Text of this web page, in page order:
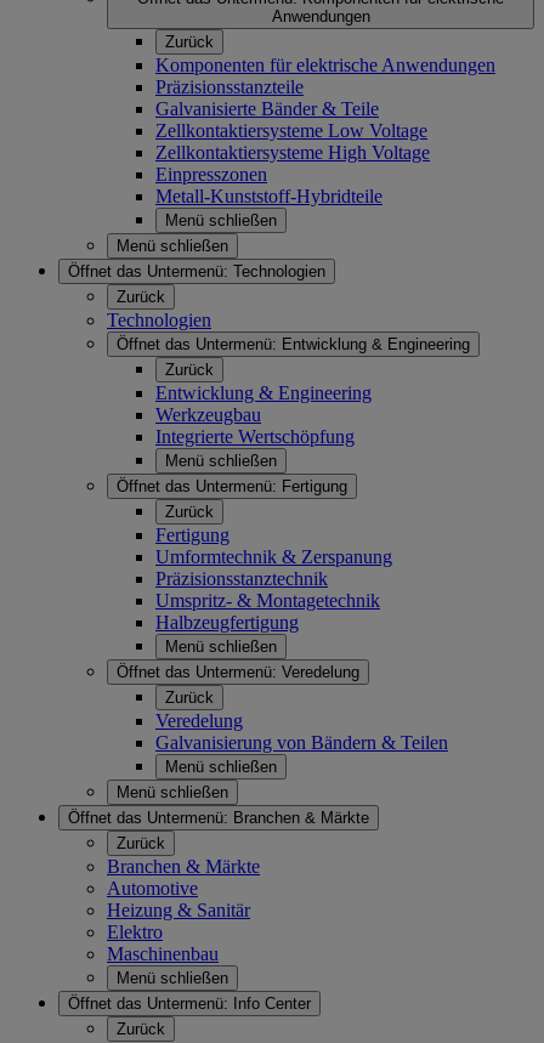
Anwendungen
Zurück
Komponenten für elektrische Anwendungen
Präzisionsstanzteile
Galvanisierte Bänder & Teile
Zellkontaktiersysteme Low Voltage
Zellkontaktiersysteme High Voltage
Einpresszonen
Metall-Kunststoff-Hybridteile
Menü schließen
Menü schließen
Öffnet das Untermenü: Technologien
Zurück
Technologien
Öffnet das Untermenü: Entwicklung & Engineering
Zurück
Entwicklung & Engineering
Werkzeugbau
Integrierte Wertschöpfung
Menü schließen
Öffnet das Untermenü: Fertigung
Zurück
Fertigung
Umformtechnik & Zerspanung
Präzisionsstanztechnik
Umspritz- & Montagetechnik
Halbzeugfertigung
Menü schließen
Öffnet das Untermenü: Veredelung
Zurück
Veredelung
Galvanisierung von Bändern & Teilen
Menü schließen
Menü schließen
Öffnet das Untermenü: Branchen & Märkte
Zurück
Branchen & Märkte
Automotive
Heizung & Sanitär
Elektro
Maschinenbau
Menü schließen
Öffnet das Untermenü:
Info Center
Zurück